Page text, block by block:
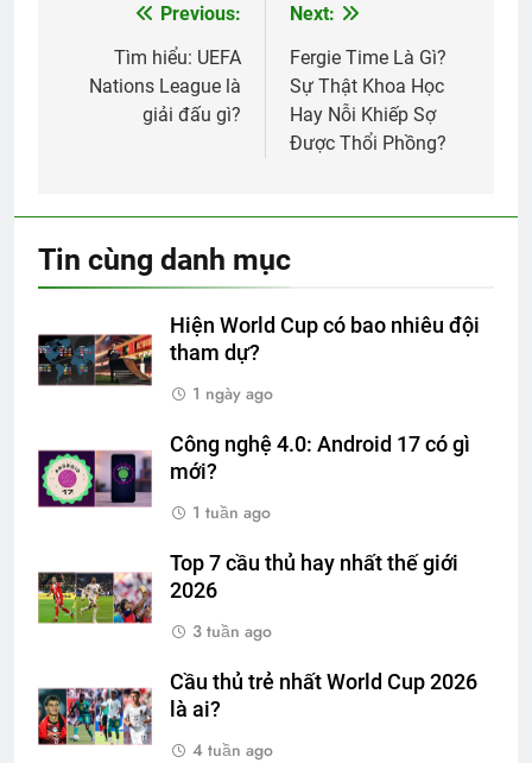
hướng
Previous:
Tìm hiểu: UEFA
Nations League là
giải đấu gì?
Next:
Fergie Time Là Gì?
Sự Thật Khoa Học
Hay Nỗi Khiếp Sợ
Được Thổi Phồng?
Tin cùng danh mục
Hiện World Cup có bao nhiêu đội
tham dự?
1 ngày ago
Công nghệ 4.0: Android 17 có gì
mới?
1 tuần ago
Top 7 cầu thủ hay nhất thế giới
2026
3 tuần ago
Cầu thủ trẻ nhất World Cup 2026
là ai?
4 tuần ago